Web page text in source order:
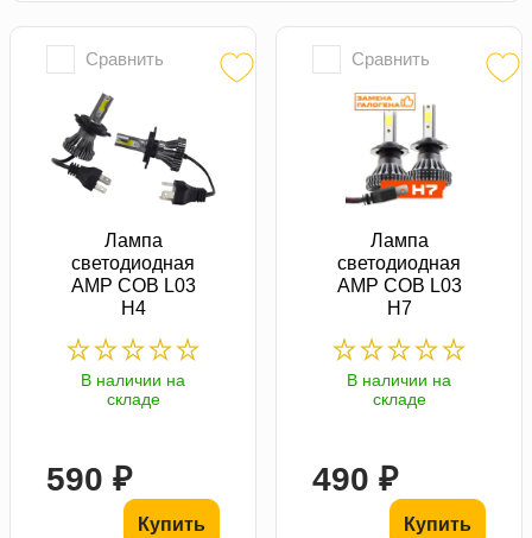
Сравнить
Лампа
светодиодная
AMP COB L03
H4
В наличии на
складе
590 ₽
Купить
Сравнить
Лампа
светодиодная
AMP COB L03
H7
В наличии на
складе
490 ₽
Купить